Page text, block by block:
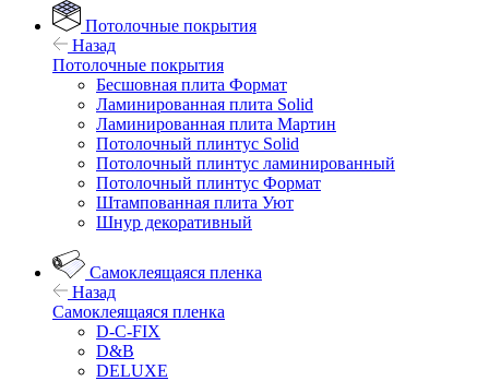
Потолочные покрытия
Назад
Потолочные покрытия
Бесшовная плита Формат
Ламинированная плита Solid
Ламинированная плита Мартин
Потолочный плинтус Solid
Потолочный плинтус ламинированный
Потолочный плинтус Формат
Штампованная плита Уют
Шнур декоративный
Самоклеящаяся пленка
Назад
Самоклеящаяся пленка
D-C-FIX
D&B
DELUXE